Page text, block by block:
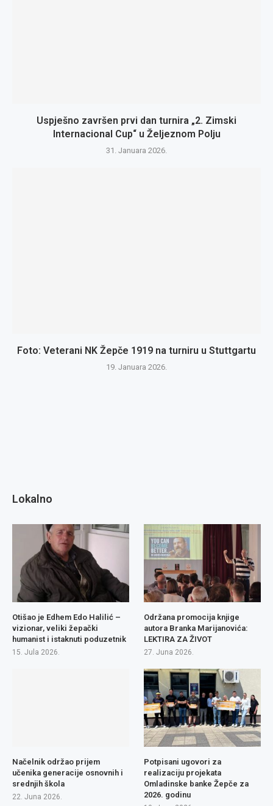
Uspješno završen prvi dan turnira „2. Zimski
Internacional Cup“ u Željeznom Polju
31. Januara 2026.
Foto: Veterani NK Žepče 1919 na turniru u Stuttgartu
19. Januara 2026.
Lokalno
Otišao je Edhem Edo Halilić –
vizionar, veliki žepački
humanist i istaknuti poduzetnik
15. Jula 2026.
Održana promocija knjige
autora Branka Marijanovića:
LEKTIRA ZA ŽIVOT
27. Juna 2026.
Načelnik održao prijem
učenika generacije osnovnih i
srednjih škola
22. Juna 2026.
Potpisani ugovori za
realizaciju projekata
Omladinske banke Žepče za
2026. godinu